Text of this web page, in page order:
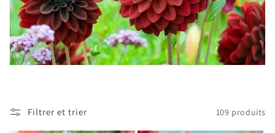
Filtrer et trier 109 produits